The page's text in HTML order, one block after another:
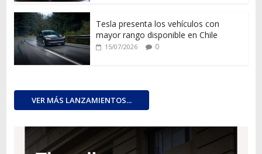
Tesla presenta los vehículos con
mayor rango disponible en Chile
15/07/2026 0
VER MÁS LANZAMIENTOS...